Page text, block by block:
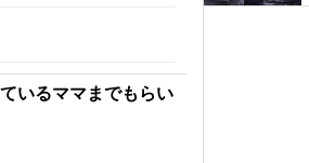
いるママまでもらい